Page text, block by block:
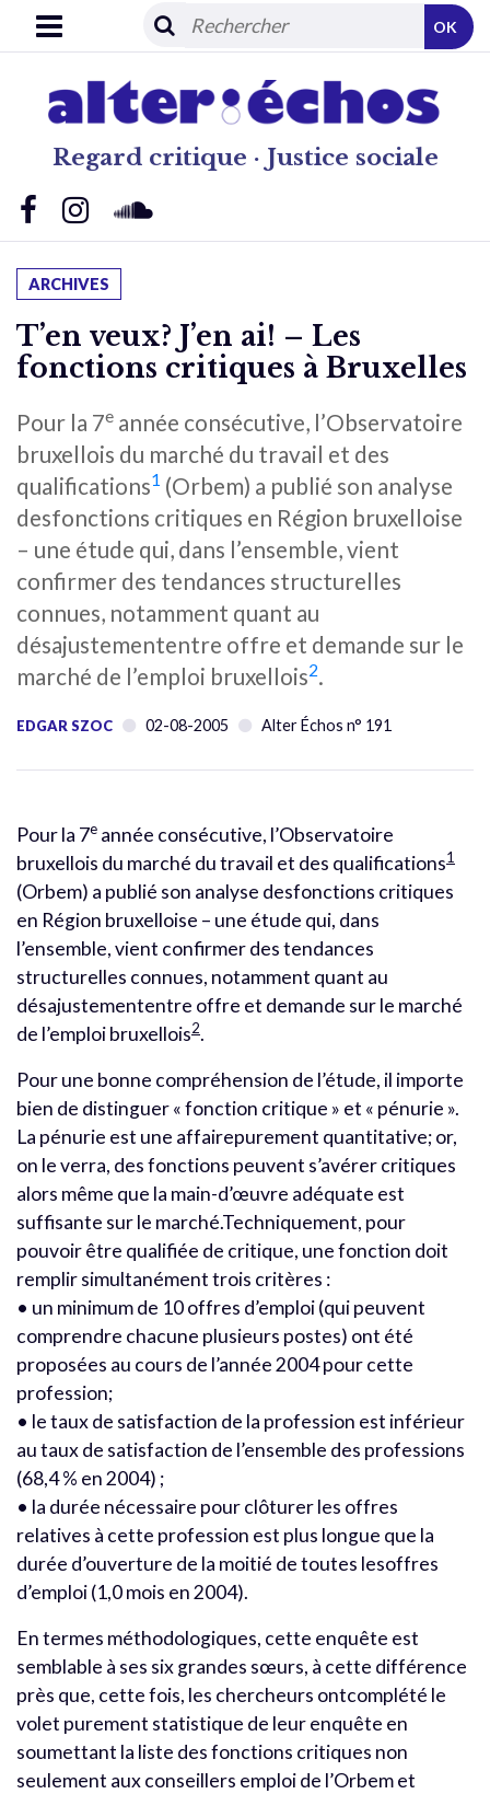
Regard critique · Justice sociale
OK
ARCHIVES
T’en veux? J’en ai! – Les
fonctions critiques à Bruxelles
Pour la 7e année consécutive, l’Observatoire
bruxellois du marché du travail et des
qualifications1 (Orbem) a publié son analyse
desfonctions critiques en Région bruxelloise
– une étude qui, dans l’ensemble, vient
confirmer des tendances structurelles
connues, notamment quant au
désajustemententre offre et demande sur le
marché de l’emploi bruxellois2.
EDGAR SZOC 02-08-2005 Alter Échos n° 191
Pour la 7e année consécutive, l’Observatoire
bruxellois du marché du travail et des qualifications1
(Orbem) a publié son analyse desfonctions critiques
en Région bruxelloise – une étude qui, dans
l’ensemble, vient confirmer des tendances
structurelles connues, notamment quant au
désajustemententre offre et demande sur le marché
de l’emploi bruxellois2.
Pour une bonne compréhension de l’étude, il importe
bien de distinguer « fonction critique » et « pénurie ».
La pénurie est une affairepurement quantitative; or,
on le verra, des fonctions peuvent s’avérer critiques
alors même que la main-d’œuvre adéquate est
suffisante sur le marché.Techniquement, pour
pouvoir être qualifiée de critique, une fonction doit
remplir simultanément trois critères :
• un minimum de 10 offres d’emploi (qui peuvent
comprendre chacune plusieurs postes) ont été
proposées au cours de l’année 2004 pour cette
profession;
• le taux de satisfaction de la profession est inférieur
au taux de satisfaction de l’ensemble des professions
(68,4 % en 2004) ;
• la durée nécessaire pour clôturer les offres
relatives à cette profession est plus longue que la
durée d’ouverture de la moitié de toutes lesoffres
d’emploi (1,0 mois en 2004).
En termes méthodologiques, cette enquête est
semblable à ses six grandes sœurs, à cette différence
près que, cette fois, les chercheurs ontcomplété le
volet purement statistique de leur enquête en
soumettant la liste des fonctions critiques non
seulement aux conseillers emploi de l’Orbem et